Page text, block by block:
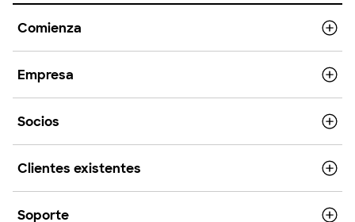
Comienza
Empresa
Socios
Clientes existentes
Soporte